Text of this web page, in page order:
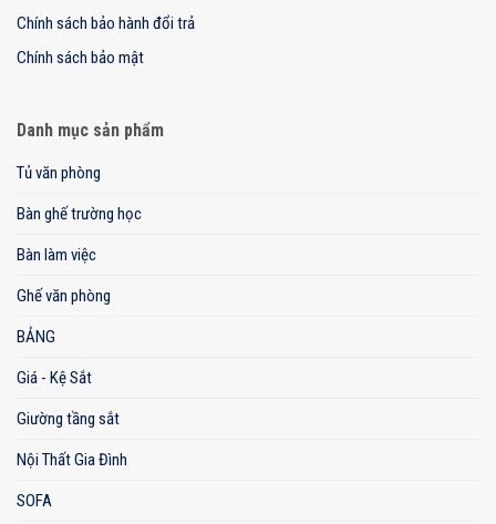
Chính sách bảo hành đổi trả
Chính sách bảo mật
Danh mục sản phẩm
Tủ văn phòng
Bàn ghế trường học
Bàn làm việc
Ghế văn phòng
BẢNG
Giá - Kệ Sắt
Giường tầng sắt
Nội Thất Gia Đình
SOFA